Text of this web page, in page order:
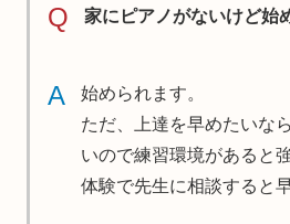
Q 家にピアノがないけど始
A
始められます。
ただ、上達を早めたいな
いので練習環境があると
体験で先生に相談すると